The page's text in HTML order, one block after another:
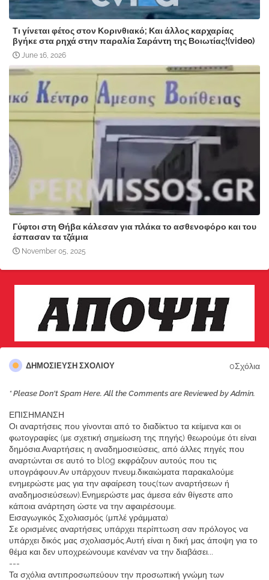
Τι γίνεται φέτος στον Κορινθιακό; Και άλλος καρχαρίας
βγήκε στα ρηχά στην παραλία Σαράντη της Βοιωτίας!(video)
June 16, 2026
Γύφτοι στη Θήβα κάλεσαν για πλάκα το ασθενοφόρο και του
έσπασαν τα τζάμια
November 05, 2025
ΔΗΜΟΣΊΕΥΣΗ ΣΧΟΛΊΟΥ 0Σχόλια
* Please Don't Spam Here. All the Comments are Reviewed by Admin.
ΕΠΙΣΗΜΑΝΣΗ
Οι αναρτήσεις που γίνονται από το διαδίκτυο τα κείμενα και οι
φωτογραφίες (με σχετική σημείωση της πηγής) θεωρούμε ότι είναι
δημόσια.Αναρτήσεις η αναδημοσιεύσεις, από άλλες πηγές που
αναρτώνται σε αυτό το blog εκφράζουν αυτούς που τις
υπογράφουν.Αν υπάρχουν πνευμ.δικαιώματα παρακαλούμε
ενημερώστε μας για την αφαίρεση τους(των αναρτήσεων ή
αναδημοσιεύσεων).Ενημερώστε μας άμεσα εάν θίγεστε απο
κάποια ανάρτηση ώστε να την αφαιρέσουμε.
Εισαγωγικός Σχολιασμός (μπλέ γράμματα)
Σε ορισμένες αναρτήσεις υπάρχει περίπτωση σαν πρόλογος να
υπάρχει δικός μας σχολιασμός.Αυτή είναι η δική μας άποψη για το
θέμα και δεν υποχρεώνουμε κανέναν να την διαβάσει...
---
Τα σχόλια αντιπροσωπεύουν την προσωπική γνώμη των